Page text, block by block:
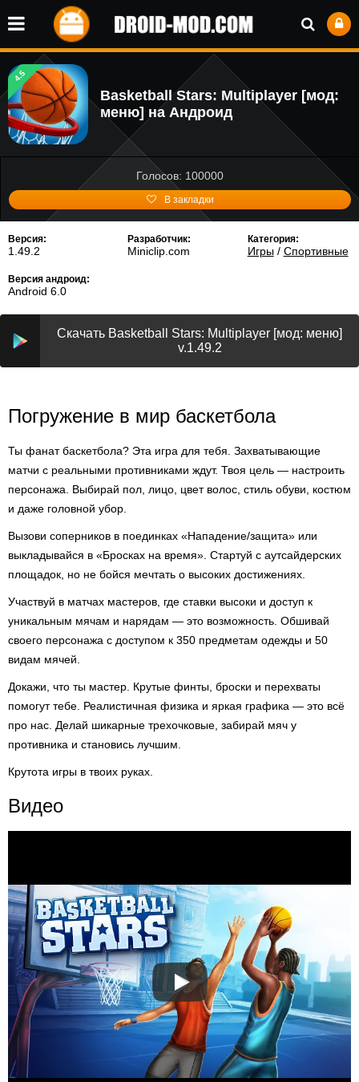
4.5
Basketball Stars: Multiplayer [мод:
меню] на Андроид
Голосов: 100000
В закладки
Версия:
1.49.2
Разработчик:
Miniclip.com
Категория:
Игры/ Спортивные
Версия андроид:
Android 6.0
Скачать Basketball Stars: Multiplayer [мод: меню]
v.1.49.2
Погружение в мир баскетбола
Ты фанат баскетбола? Эта игра для тебя. Захватывающие
матчи с реальными противниками ждут. Твоя цель — настроить
персонажа. Выбирай пол, лицо, цвет волос, стиль обуви, костюм
и даже головной убор.
Вызови соперников в поединках «Нападение/защита» или
выкладывайся в «Бросках на время». Стартуй с аутсайдерских
площадок, но не бойся мечтать о высоких достижениях.
Участвуй в матчах мастеров, где ставки высоки и доступ к
уникальным мячам и нарядам — это возможность. Обшивай
своего персонажа с доступом к 350 предметам одежды и 50
видам мячей.
Докажи, что ты мастер. Крутые финты, броски и перехваты
помогут тебе. Реалистичная физика и яркая графика — это всё
про нас. Делай шикарные трехочковые, забирай мяч у
противника и становись лучшим.
Крутота игры в твоих руках.
Видео